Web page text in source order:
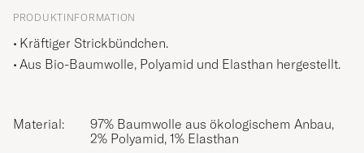
PRODUKTINFORMATION
Kräftiger Strickbündchen.
Aus Bio-Baumwolle, Polyamid und Elasthan hergestellt.
Material:
97% Baumwolle aus ökologischem Anbau,
2% Polyamid, 1% Elasthan